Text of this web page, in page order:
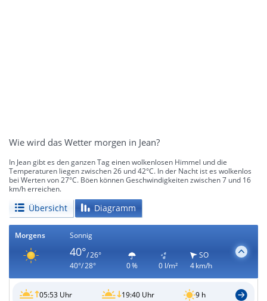
Wie wird das Wetter morgen in Jean?
In Jean gibt es den ganzen Tag einen wolkenlosen Himmel und die
Temperaturen liegen zwischen 26 und 42°C. In der Nacht ist es wolkenlos
bei Werten von 27°C. Böen können Geschwindigkeiten zwischen 7 und 16
km/h erreichen.
Übersicht Diagramm
Morgens Sonnig
40°/ 26°
40°/ 28°
0 % 0 l/m²
SO
4 km/h
05:53 Uhr 19:40 Uhr 9 h